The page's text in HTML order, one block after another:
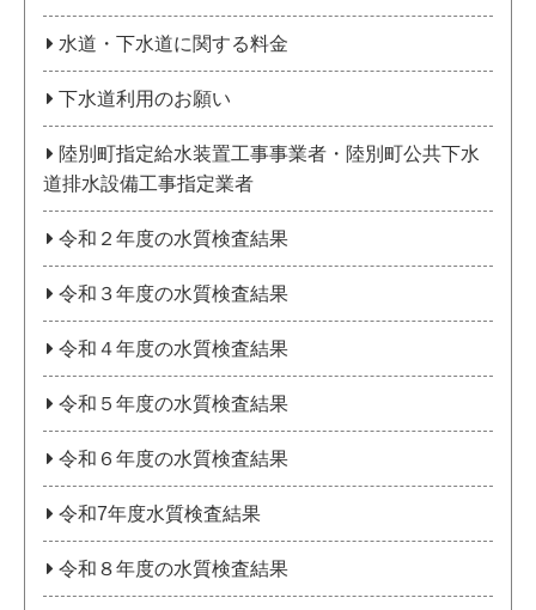
水道・下水道に関する料金
下水道利用のお願い
陸別町指定給水装置工事事業者・陸別町公共下水
道排水設備工事指定業者
令和２年度の水質検査結果
令和３年度の水質検査結果
令和４年度の水質検査結果
令和５年度の水質検査結果
令和６年度の水質検査結果
令和7年度水質検査結果
令和８年度の水質検査結果